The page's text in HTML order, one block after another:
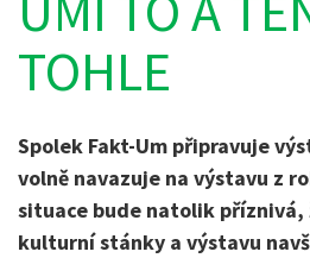
TOHLE
Spolek Fakt-Um připravuje
volně navazuje na výstavu z
situace bude natolik příznivá,
kulturní stánky a výstavu